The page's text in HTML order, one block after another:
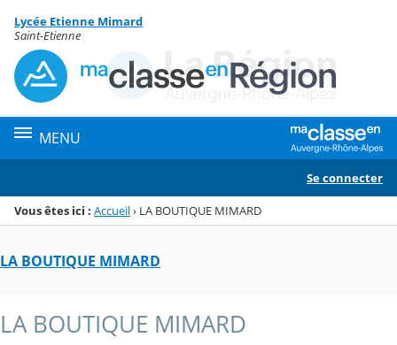
Menu de la rubrique
Contenu
Lycée Etienne Mimard
Saint-Etienne
MENU
Se connecter
Vous êtes ici : Accueil› LA BOUTIQUE MIMARD
LA BOUTIQUE MIMARD
LA BOUTIQUE MIMARD